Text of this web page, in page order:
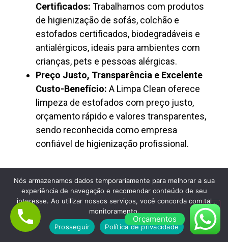
Certificados: Trabalhamos com produtos
de higienização de sofás, colchão e
estofados certificados, biodegradáveis e
antialérgicos, ideais para ambientes com
crianças, pets e pessoas alérgicas.
Preço Justo, Transparência e Excelente
Custo-Benefício: A Limpa Clean oferece
limpeza de estofados com preço justo,
orçamento rápido e valores transparentes,
sendo reconhecida como empresa
confiável de higienização profissional.
Lavagem de Colchão à Seco em Jardim
Ipanema
Orçamentos
Nós armazenamos dados temporariamente para melhorar a sua
experiência de navegação e recomendar conteúdo de seu
interesse. Ao utilizar nossos serviços, você concorda com tal
monitoramento.
Prosseguir
Política de privacidade